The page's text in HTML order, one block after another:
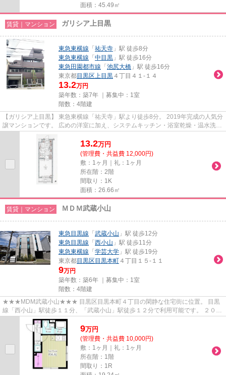
面積：45.49㎡
賃貸｜マンション ガリシア上目黒
東急東横線 「 祐天寺 」駅 徒歩8分
東急東横線 「 中目黒 」駅 徒歩16分
東急田園都市線 「 池尻大橋 」駅 徒歩16分
東京都目黒区上目黒 ４丁目４１-１４
13.2万円
築年数：築7年 ｜募集中： 1室
階数：4階建
【ガリシア上目黒】 東急東横線「祐天寺」駅より徒歩8分。 2019年完成の人気分
譲マンションです。 広めの洋室に加え、システムキッチン・浴室乾燥・温水洗浄
便座など充実の設備。 オー...
13.2万円
(管理費・共益費 12,000円)
敷：1ヶ月｜礼：1ヶ月
所在階：2階
間取り：1K
面積：26.66㎡
賃貸｜マンション ＭＤＭ武蔵小山
東急目黒線 「 武蔵小山 」駅 徒歩12分
東急目黒線 「 西小山 」駅 徒歩11分
東急東横線 「 学芸大学 」駅 徒歩19分
東京都目黒区 目黒本町 ４丁目１５-１１
9万円
築年数：築6年 ｜募集中： 1室
階数：4階建
★★★MDM武蔵小山★★★ 目黒区目黒本町４丁目の閑静な住宅街に位置。 目黒
線「西小山」駅徒歩１１分、「武蔵小山」駅徒歩１２分で利用可能です。 ２０２
０年完成の築浅マンション。 住んだ...
9万円
(管理費・共益費 10,000円)
敷：1ヶ月｜礼：1ヶ月
所在階：1階
間取り：1R